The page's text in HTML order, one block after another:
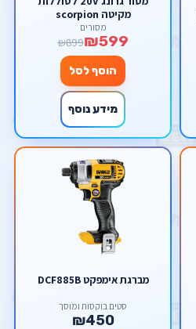
מקיטה scorpion
מסורים
₪599
₪899
הוסף לסל
מידע נוסף
מברגת אימפקט DCF885B
סטים בוקסות ומוסך
₪450